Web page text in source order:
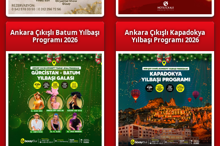
Ankara Çıkışlı Batum Yılbaşı
Programı 2026
Ankara Çıkışlı Kapadokya
Yılbaşı Programı 2026